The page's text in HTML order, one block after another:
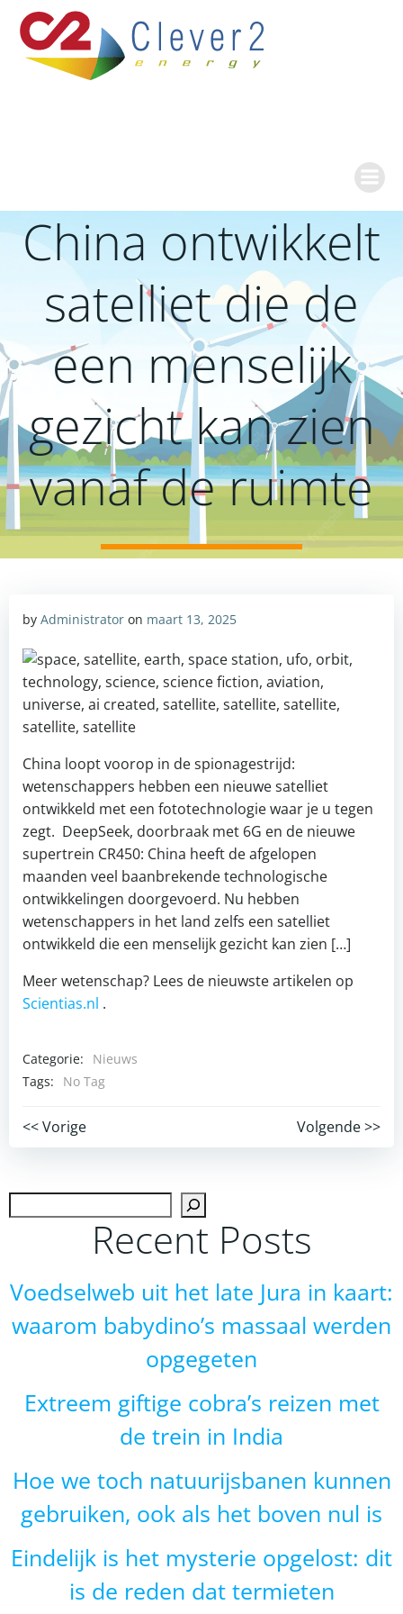
naar
de
inhoud
China ontwikkelt
satelliet die de
een menselijk
gezicht kan zien
vanaf de ruimte
by Administrator on maart 13, 2025
China loopt voorop in de spionagestrijd:
wetenschappers hebben een nieuwe satelliet
ontwikkeld met een fototechnologie waar je u tegen
zegt. DeepSeek, doorbraak met 6G en de nieuwe
supertrein CR450: China heeft de afgelopen
maanden veel baanbrekende technologische
ontwikkelingen doorgevoerd. Nu hebben
wetenschappers in het land zelfs een satelliet
ontwikkeld die een menselijk gezicht kan zien […]
Meer wetenschap? Lees de nieuwste artikelen op
Scientias.nl .
Categorie:
Nieuws
Tags:
No Tag
Post
navigation
<< Vorige
Post
navigation
Volgende >>
Recent Posts
Voedselweb uit het late Jura in kaart:
waarom babydino’s massaal werden
opgegeten
Extreem giftige cobra’s reizen met
de trein in India
Hoe we toch natuurijsbanen kunnen
gebruiken, ook als het boven nul is
Eindelijk is het mysterie opgelost: dit
is de reden dat termieten